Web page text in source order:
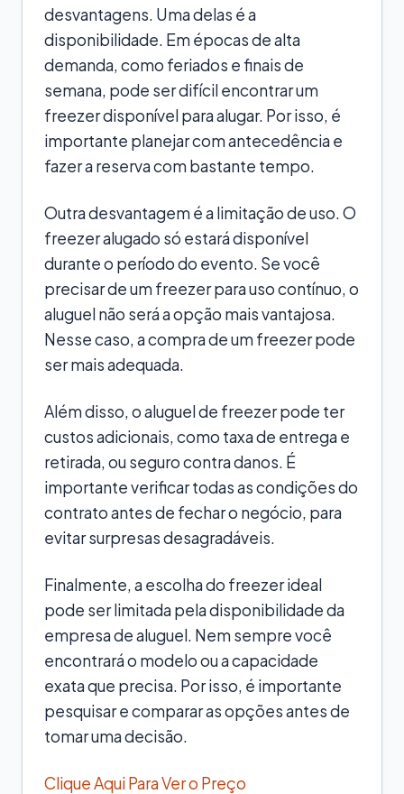
desvantagens. Uma delas é a
disponibilidade. Em épocas de alta
demanda, como feriados e finais de
semana, pode ser difícil encontrar um
freezer disponível para alugar. Por isso, é
importante planejar com antecedência e
fazer a reserva com bastante tempo.
Outra desvantagem é a limitação de uso. O
freezer alugado só estará disponível
durante o período do evento. Se você
precisar de um freezer para uso contínuo, o
aluguel não será a opção mais vantajosa.
Nesse caso, a compra de um freezer pode
ser mais adequada.
Além disso, o aluguel de freezer pode ter
custos adicionais, como taxa de entrega e
retirada, ou seguro contra danos. É
importante verificar todas as condições do
contrato antes de fechar o negócio, para
evitar surpresas desagradáveis.
Finalmente, a escolha do freezer ideal
pode ser limitada pela disponibilidade da
empresa de aluguel. Nem sempre você
encontrará o modelo ou a capacidade
exata que precisa. Por isso, é importante
pesquisar e comparar as opções antes de
tomar uma decisão.
Clique Aqui Para Ver o Preço